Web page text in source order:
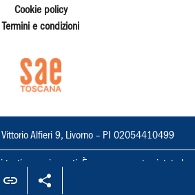
Cookie policy
Termini e condizioni
Vittorio Alfieri 9, Livorno – PI 02054410499
sono riservati. È espressamente vietata la
mezzo e l'adattamento totale o parziale.